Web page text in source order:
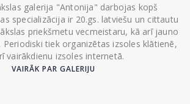
galerija "Antonija" darbojas kopš
specializācija ir 20.gs. latviešu un cittautu
priekšmetu vecmeistaru, kā arī jauno
Periodiski tiek organizētas izsoles klātienē,
vairākdienu izsoles internetā.
VAIRĀK PAR GALERIJU